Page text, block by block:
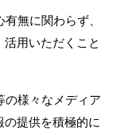
無に関わらず、
用いただくこと
の様々なメディア
提供を積極的に